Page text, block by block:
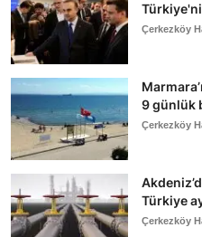
Çerkezköy
9 günlük
Çerkezköy
Türkiye
Çerkezköy